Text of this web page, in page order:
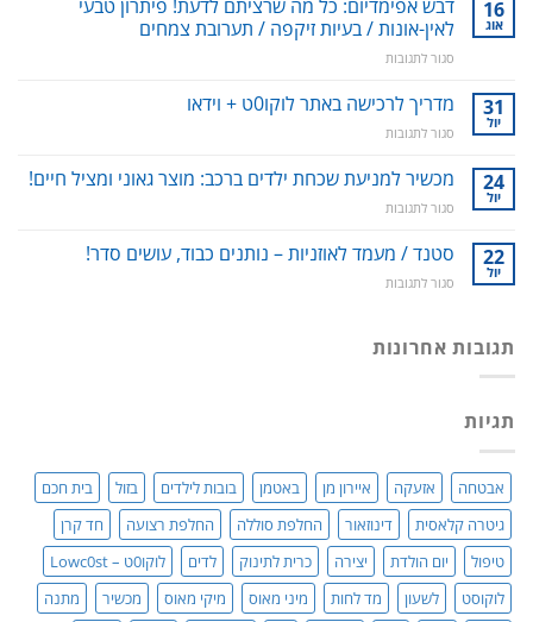
דנטלית:
ניקוי
שיניים,
וחלל
–
עששת,
דלקות
16
אוג
דבש אפימדיום: כל מה שרציתם לדעת! פיתרון טבעי
לאין-אונות / בעיות זיקפה / תערובת צמחים
סגור לתגובותעל
אפימדיום:
מה
לדעת!
טבעי
/
בעיות
תערובת
צמחים
31
יול
מדריך לרכישה באתר לוקו0ט + וידאו
סגור לתגובותעל
לרכישה
וידאו
24
יול
מכשיר למניעת שכחת ילדים ברכב: מוצר גאוני ומציל חיים!
סגור לתגובותעל
למניעת
ילדים
גאוני
22
יול
סטנד / מעמד לאוזניות – נותנים כבוד, עושים סדר!
סגור לתגובותעל
מעמדתגובות אחרונות
תגיות
אבטחה אזעקה איירון מן באטמן בובות לילדים בזול
בית חכם
גיטרה קלאסית
דינוזאור החלפת סוללה החלפת רצועה
חד קרן
טיפול
יום הולדת יצירה כרית לתינוק לדים
לוקו0ט – Lowc0st
לוקוסט
לשעון מד לחות מיני מאוס מיקי מאוס מכשיר
מתנה